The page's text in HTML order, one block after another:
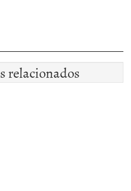
relacionados